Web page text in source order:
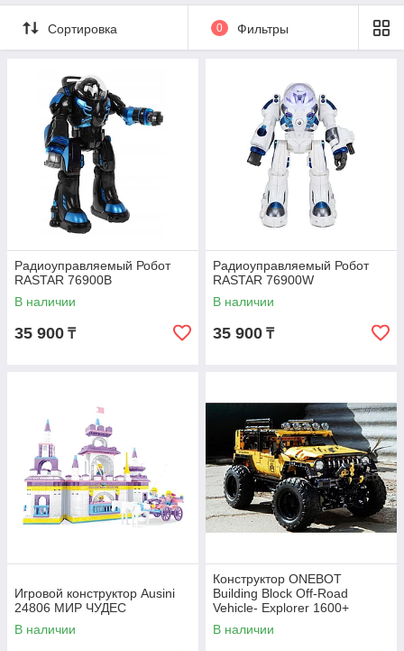
Сортировка 0 Фильтры
Радиоуправляемый Робот
RASTAR 76900B
В наличии
35 900 ₸
Радиоуправляемый Робот
RASTAR 76900W
В наличии
35 900 ₸
Игровой конструктор Ausini
24806 МИР ЧУДЕС
В наличии
Конструктор ONEBOT
Building Block Off-Road
Vehicle- Explorer 1600+
OBJEP92AIQI
В наличии